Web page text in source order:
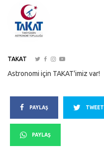
TAKAT
Astronomi için TAKAT'imiz var!
PAYLAŞ TWEET
PAYLAŞ